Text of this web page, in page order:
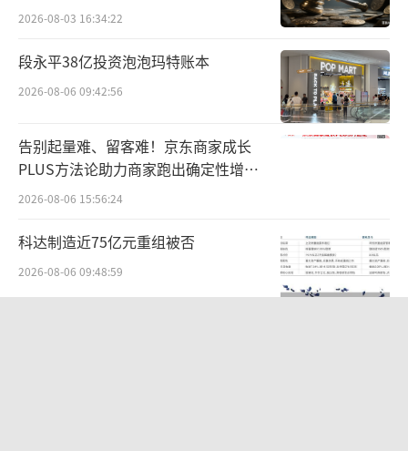
2026-08-03 16:34:22
段永平38亿投资泡泡玛特账本
2026-08-06 09:42:56
告别起量难、留客难！京东商家成长
PLUS方法论助力商家跑出确定性增长
路径
2026-08-06 15:56:24
科达制造近75亿元重组被否
2026-08-06 09:48:59